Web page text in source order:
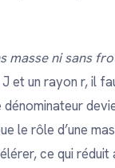
masse ni sans
et un rayon r, il
le rôle d’une
ce qui réduit